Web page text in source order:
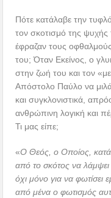
Πότε κατάλαβε την
τον σκοτισμό της
έφραζαν τους
του; Όταν Εκείνος, ο
στην ζωή του και τον
Απόστολο Παύλο να
και συγκλονιστικά,
ανθρώπινη λογική και
Τι μας είπε;
«Ο Θεός, ο Οποίος, κατά
από το σκότος να
όχι μόνο για να φωτίσει
από μένα ο φωτισμός